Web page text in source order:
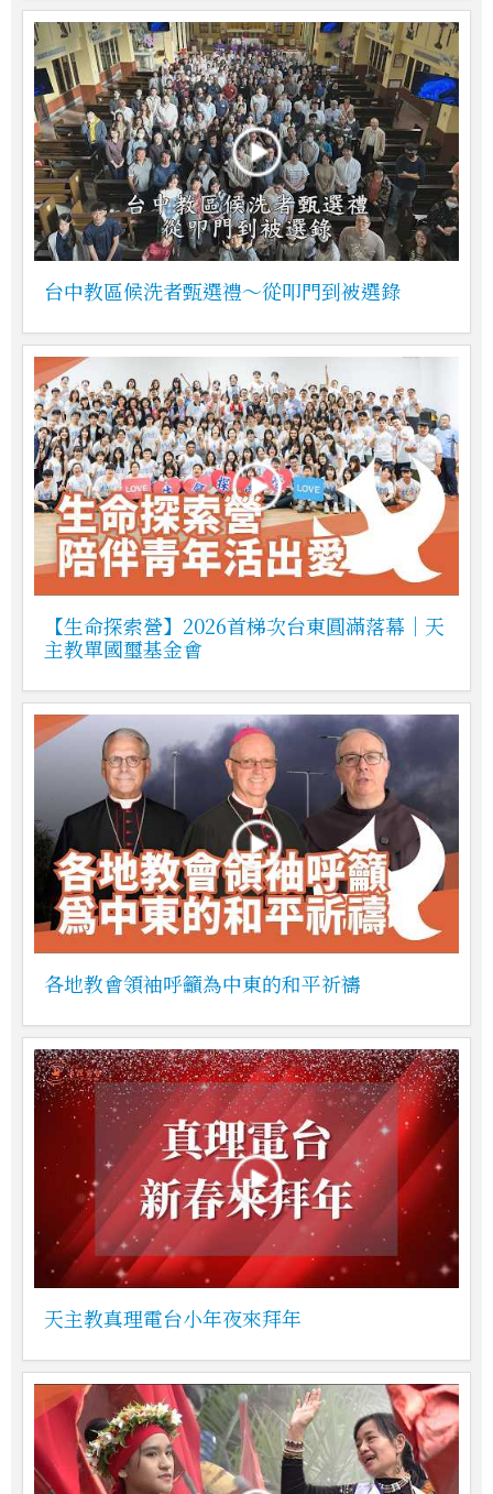
台中教區候洗者甄選禮～從叩門到被選錄
【生命探索營】2026首梯次台東圓滿落幕｜天
主教單國璽基金會
各地教會領袖呼籲為中東的和平祈禱
天主教真理電台小年夜來拜年